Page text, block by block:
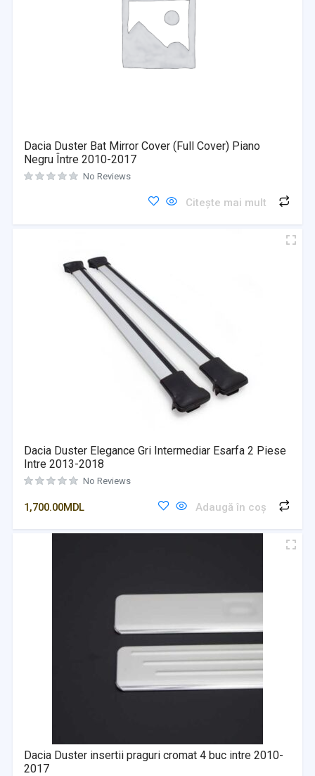
Dacia Duster Bat Mirror Cover (Full Cover) Piano
Negru Între 2010-2017
No Reviews
Citește mai mult
Dacia Duster Elegance Gri Intermediar Esarfa 2 Piese
Intre 2013-2018
No Reviews
1,700.00MDL Adaugă în coș
Dacia Duster insertii praguri cromat 4 buc intre 2010-
2017